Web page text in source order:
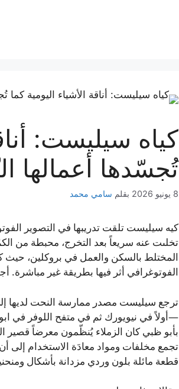
كياه سيليست:
تُجسّدها أعمالها
8 يونيو 2026 بقلم سامي محمد
تخلىت عنه سريعاً بعد التخرج، محبطة من
المختلط بالسكن والعمل في بروكلين، حيث
الفوتوغرافي أثر فيها بطريقة غير مباشرة.
ترجع سيليست مصدر ممارسة النحت لديها إلى
—أولاً في نيويورك ثم في متفح اللوفر في
بأبو ظبي كان الزملاء يُنظّمون معرضاً قصير
قطعة مائلة بلون وردي مزدانة بأشكال